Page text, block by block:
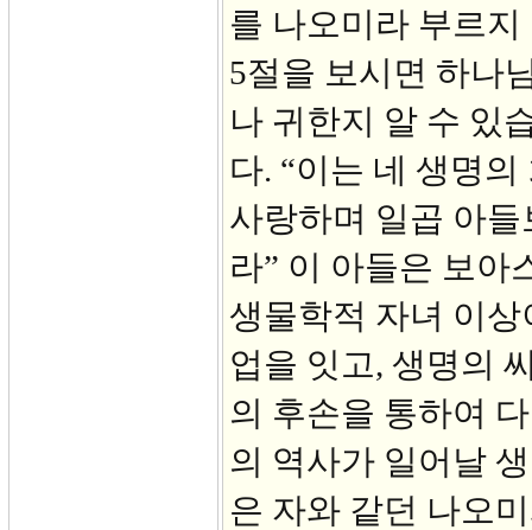
를 나오미라 부르
5절을 보시면 하나
나 귀한지 알 수 있
다. “이는 네 생명
사랑하며 일곱 아
라” 이 아들은 보아
생물학적 자녀 이
업을 잇고, 생명의
의 후손을 통하여
의 역사가 일어날
은 자와 같던 나오